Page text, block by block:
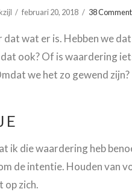
februari 20, 2018 38
wat er is. Hebben we
dat ook? Of is waardering
we het zo gewend zijn?
ik die waardering heb
de intentie. Houden van
op zich.